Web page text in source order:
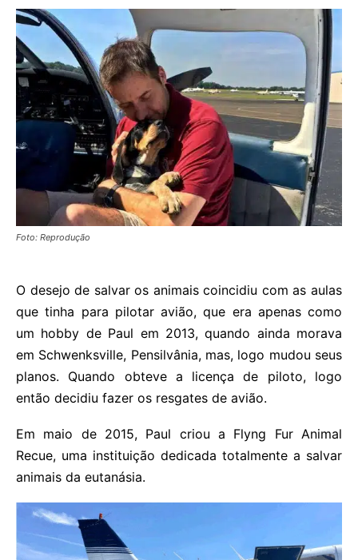
Foto: Reprodução
O desejo de salvar os animais coincidiu com as aulas
que tinha para pilotar avião, que era apenas como
um hobby de Paul em 2013, quando ainda morava
em Schwenksville, Pensilvânia, mas, logo mudou seus
planos. Quando obteve a licença de piloto, logo
então decidiu fazer os resgates de avião.
Em maio de 2015, Paul criou a Flyng Fur Animal
Recue, uma instituição dedicada totalmente a salvar
animais da eutanásia.